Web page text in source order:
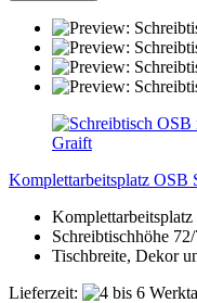
Komplettarbeitsplatz OSB
Komplettarbeitsplatz
Schreibtischhöhe
Tischbreite, Dekor
Lieferzeit: